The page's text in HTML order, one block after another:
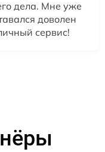
дела. Мне уже
доволен
сервис!